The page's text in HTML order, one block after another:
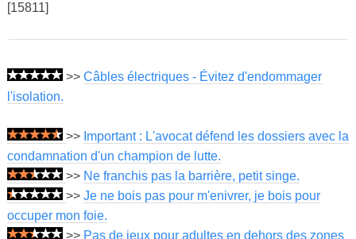
[15811]
>> Câbles électriques - Évitez d'endommager
l'isolation.
>> Important : L'avocat défend les dossiers avec la
condamnation d'un champion de lutte.
>> Ne franchis pas la barrière, petit singe.
>> Je ne bois pas pour m'enivrer, je bois pour
occuper mon foie.
>> Pas de jeux pour adultes en dehors des zones